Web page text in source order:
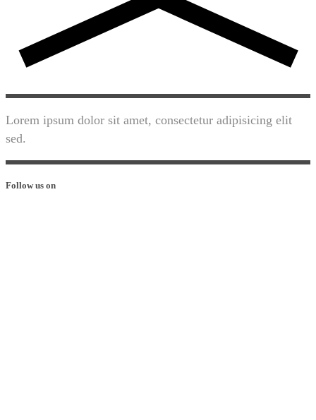
Lorem ipsum dolor sit amet, consectetur adipisicing elit
sed.
Follow us on